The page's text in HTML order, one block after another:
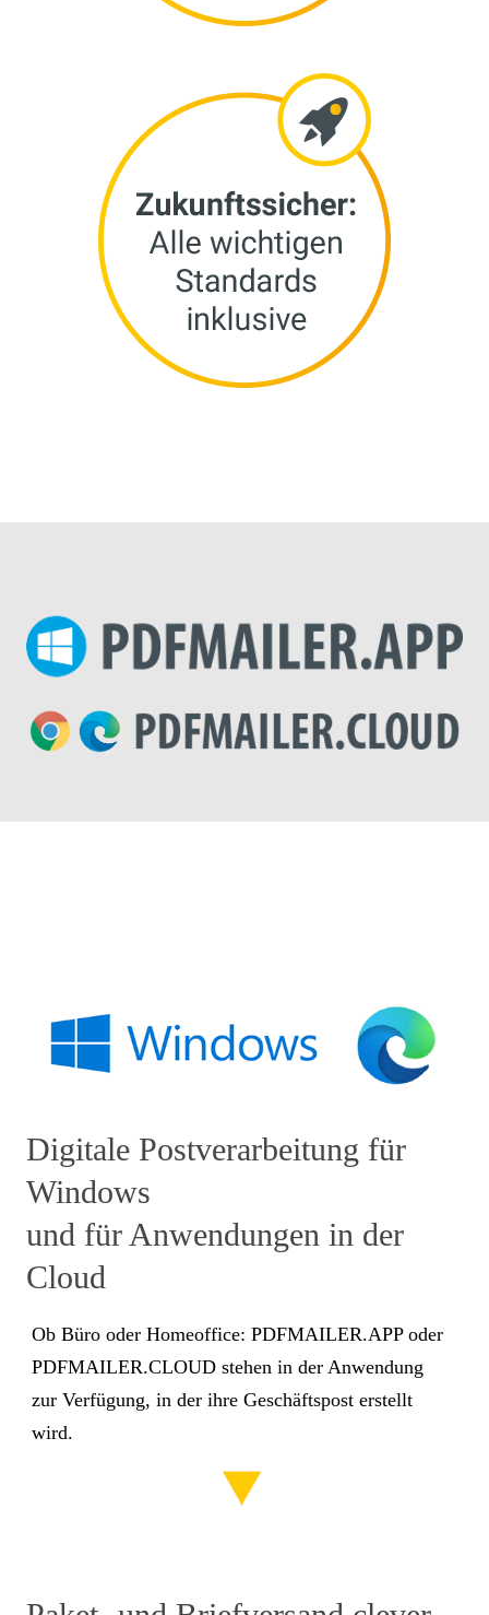
Digitale Postverarbeitung für
Windows
und für Anwendungen in der
Cloud
Ob Büro oder Homeoffice: PDFMAILER.APP oder
PDFMAILER.CLOUD stehen in der Anwendung
zur Verfügung, in der ihre Geschäftspost erstellt
wird.